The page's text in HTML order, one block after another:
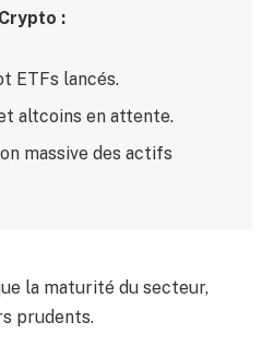
:
ETFs lancés.
altcoins en attente.
massive des actifs
la maturité du secteur,
prudents.